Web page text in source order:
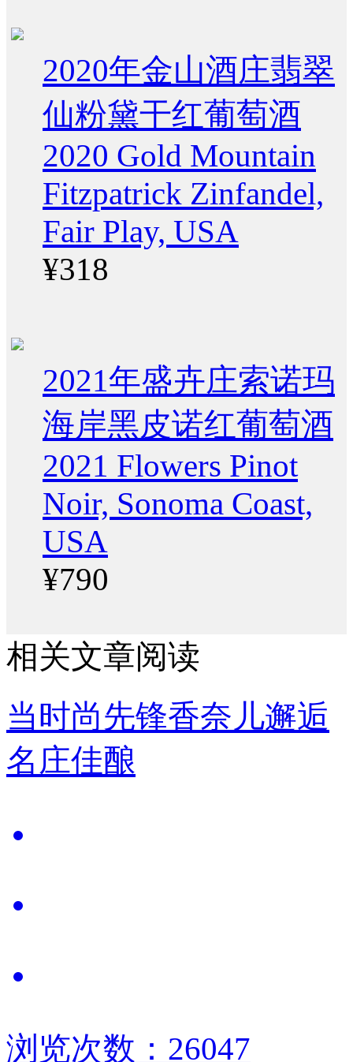
2020年金山酒庄翡翠
仙粉黛干红葡萄酒
2020 Gold Mountain
Fitzpatrick Zinfandel,
Fair Play, USA
¥318
2021年盛卉庄索诺玛
海岸黑皮诺红葡萄酒
2021 Flowers Pinot
Noir, Sonoma Coast,
USA
¥790
相关文章阅读
当时尚先锋香奈儿邂逅
名庄佳酿
浏览次数：26047